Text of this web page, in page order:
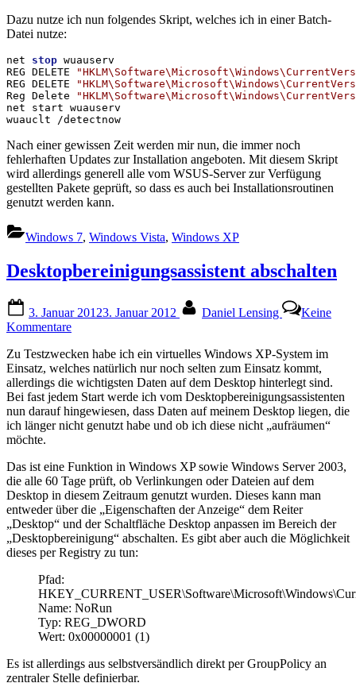
Dazu nutze ich nun folgendes Skript, welches ich in einer Batch-
Datei nutze:
net stop wuauserv
REG DELETE
REG DELETE
Reg Delete
net start wuauserv
wuauclt /detectnow
Nach einer gewissen Zeit werden mir nun, die immer noch
fehlerhaften Updates zur Installation angeboten. Mit diesem Skript
wird allerdings generell alle vom WSUS-Server zur Verfügung
gestellten Pakete geprüft, so dass es auch bei Installationsroutinen
genutzt werden kann.
Windows 7, Windows Vista, Windows XP
Desktopbereinigungsassistent abschalten
on
3. Januar 20123. Januar 2012 Daniel Lensing
Keine
Kommentarezu
abschalten
Zu Testzwecken habe ich ein virtuelles Windows XP-System im
Einsatz, welches natürlich nur noch selten zum Einsatz kommt,
allerdings die wichtigsten Daten auf dem Desktop hinterlegt sind.
Bei fast jedem Start werde ich vom Desktopbereinigungsassistenten
nun darauf hingewiesen, dass Daten auf meinem Desktop liegen, die
ich länger nicht genutzt habe und ob ich diese nicht „aufräumen“
möchte.
Das ist eine Funktion in Windows XP sowie Windows Server 2003,
die alle 60 Tage prüft, ob Verlinkungen oder Dateien auf dem
Desktop in diesem Zeitraum genutzt wurden. Dieses kann man
entweder über die „Eigenschaften der Anzeige“ dem Reiter
„Desktop“ und der Schaltfläche Desktop anpassen im Bereich der
„Desktopbereinigung“ abschalten. Es gibt aber auch die Möglichkeit
dieses per Registry zu tun:
Pfad:
Name: NoRun
Typ: REG_DWORD
Wert: 0x00000001 (1)
Es ist allerdings aus selbstversändlich direkt per GroupPolicy an
zentraler Stelle definierbar.